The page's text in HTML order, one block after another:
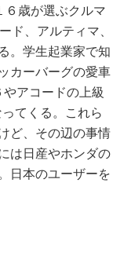
６歳が選ぶクルマ
ド、アルティマ、
。学生起業家で知
カーバーグの愛車
アコードの上級
てくる。これら
ど、その辺の事情
は日産やホンダの
日本のユーザーを